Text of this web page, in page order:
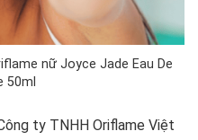
nữ Joyce Jade Eau De
50ml
ty TNHH Oriflame Việt